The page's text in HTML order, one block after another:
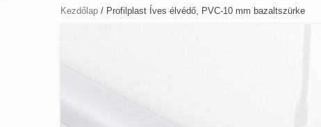
Kezdőlap / Profilplast Íves élvédő, PVC-10 mm bazaltszürke